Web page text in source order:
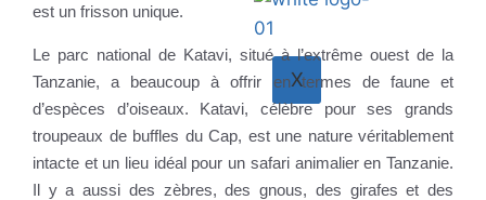
X
est un frisson unique.
Le parc national de Katavi, situé à l’extrême ouest de la
Tanzanie, a beaucoup à offrir en termes de faune et
d’espèces d’oiseaux. Katavi, célèbre pour ses grands
troupeaux de buffles du Cap, est une nature véritablement
intacte et un lieu idéal pour un safari animalier en Tanzanie.
Il y a aussi des zèbres, des gnous, des girafes et des